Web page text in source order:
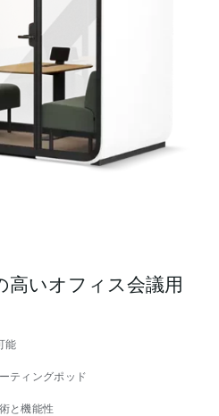
高いオフィス会議用
能
ティングポッド
と機能性